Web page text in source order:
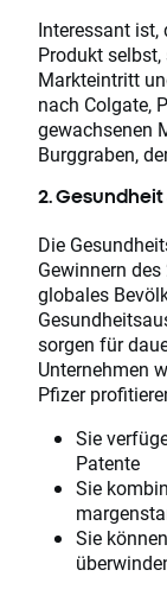
Interessant
Produkt
Markteintritt
nach Colgate,
gewachsenen
Burggraben,
2. Gesundheit
Die
Gewinnern
globales
sorgen für
Unternehmen
Pfizer
Sie
Patente
Sie
Sie